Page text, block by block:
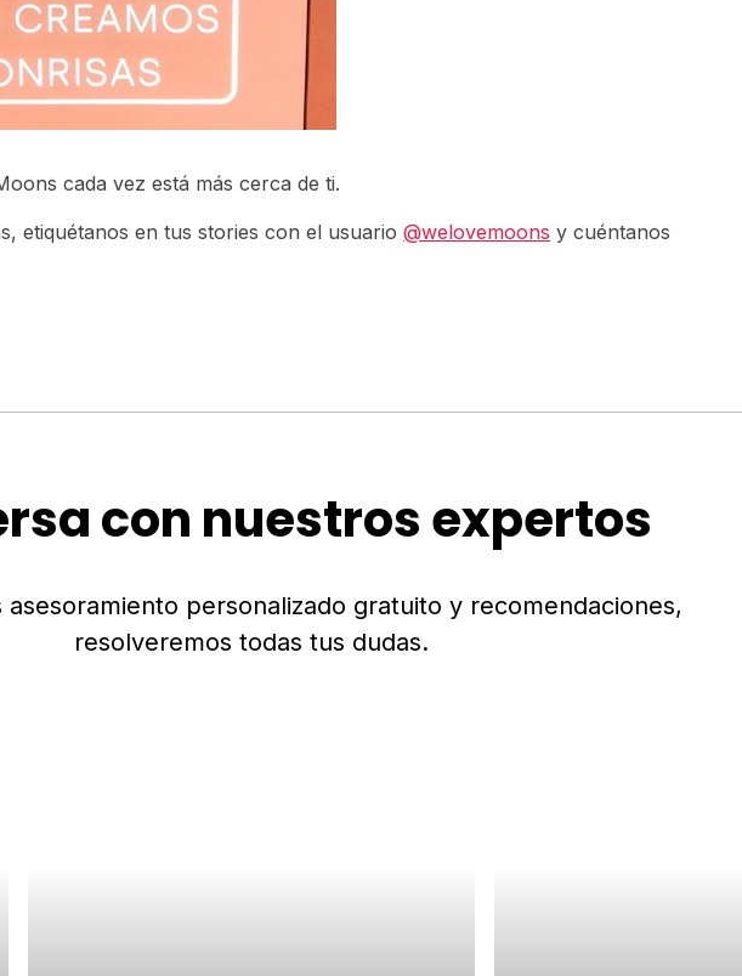
cada vez está más cerca de ti.
etiquétanos en tus stories con el usuario@welovemoons y cuéntanos
con nuestros expertos
asesoramiento personalizado gratuito y recomendaciones,
resolveremos todas tus dudas.